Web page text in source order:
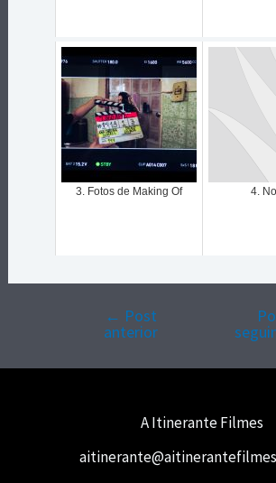
3. Fotos de Making Of 4.
Navegação
Post
← Post
anterior
A Itinerante Filmes